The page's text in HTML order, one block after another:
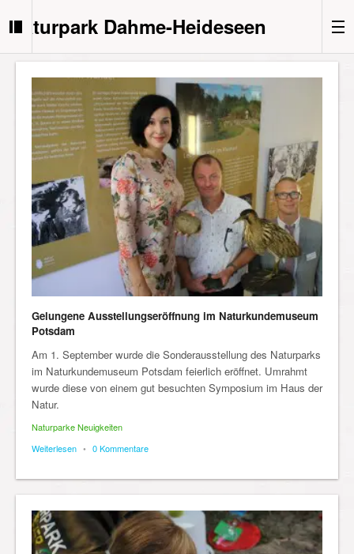
Naturpark Dahme-Heideseen
Gelungene Ausstellungseröffnung im Naturkundemuseum
Potsdam
Am 1. September wurde die Sonderausstellung des Naturparks
im Naturkundemuseum Potsdam feierlich eröffnet. Umrahmt
wurde diese von einem gut besuchten Symposium im Haus der
Natur.
Naturparke Neuigkeiten
Weiterlesen • 0 Kommentare